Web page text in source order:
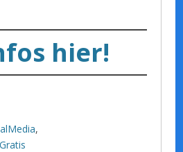
hier!
,